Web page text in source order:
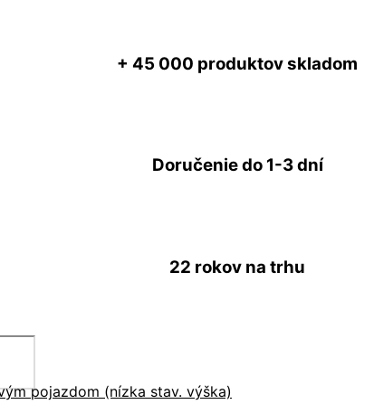
+ 45 000 produktov skladom
Doručenie do1-3 dní
22 rokov na trhu
pojazdom (nízka stav. výška)